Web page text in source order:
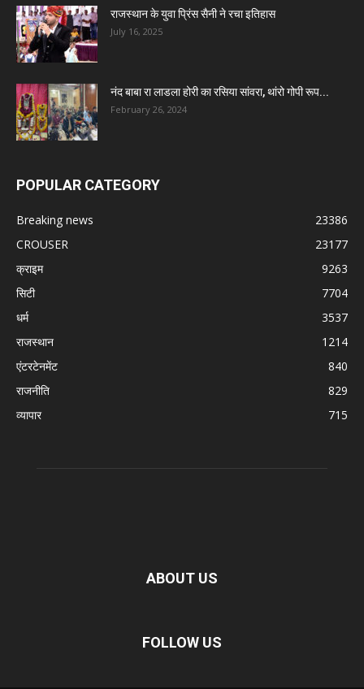
राजस्थान के युवा प्रिंस सैनी ने रचा इतिहास
July 16, 2025
नंद बाबा रा लाडला होरी का रसिया सांवरा, थांरो गोपी रूप...
February 26, 2024
POPULAR CATEGORY
Breaking news
23386
CROUSER
23177
क्राइम
9263
सिटी
7704
धर्म
3537
राजस्थान
1214
एंटरटेनमेंट
840
राजनीति
829
व्यापार
715
ABOUT US
FOLLOW US